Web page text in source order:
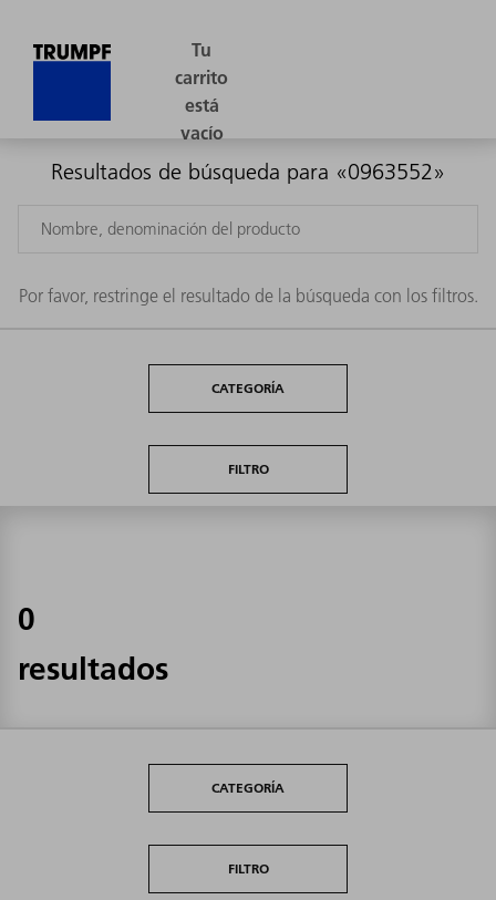
Resultados de búsqueda para «0963552»
Por favor, restringe el resultado de la búsqueda con los filtros.
CATEGORÍA
FILTRO
0
resultados
CATEGORÍA
FILTRO